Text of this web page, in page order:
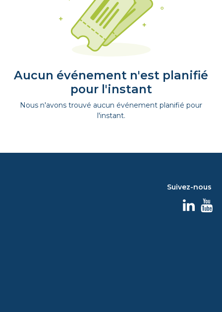
Aucun événement n'est planifié
pour l'instant
Nous n'avons trouvé aucun événement planifié pour
l'instant.
Suivez-nous